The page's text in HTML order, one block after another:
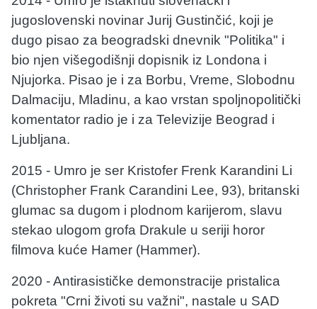
jugoslovenski novinar Jurij Gustinčić, koji je
dugo pisao za beogradski dnevnik "Politika" i
bio njen višegodišnji dopisnik iz Londona i
Njujorka. Pisao je i za Borbu, Vreme, Slobodnu
Dalmaciju, Mladinu, a kao vrstan spoljnopolitički
komentator radio je i za Televizije Beograd i
Ljubljana.
2015 - Umro je ser Kristofer Frenk Karandini Li
(Christopher Frank Carandini Lee, 93), britanski
glumac sa dugom i plodnom karijerom, slavu
stekao ulogom grofa Drakule u seriji horor
filmova kuće Hamer (Hammer).
2020 - Antirasističke demonstracije pristalica
pokreta "Crni životi su važni", nastale u SAD